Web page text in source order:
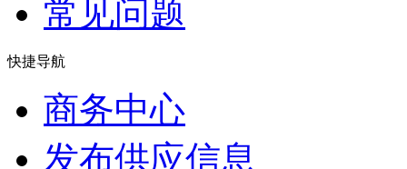
常见问题
快捷导航
商务中心
发布供应信息